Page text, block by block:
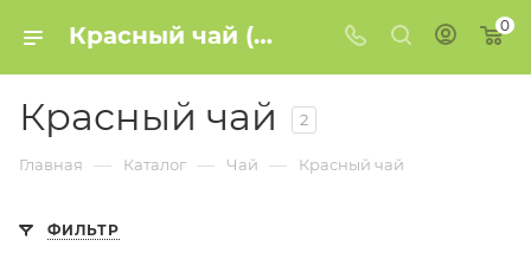
Красный чай (Хун Ча) купить в Минске | Kavachay 0
Красный чай 2
Главная — Каталог — Чай — Красный чай
ФИЛЬТР